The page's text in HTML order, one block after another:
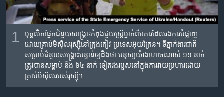
ទំព័រ​
ស្វែង​
ភាសា
1
បុគ្គលិក​ផ្នែក​ជំនួយ​សង្គ្រោះ​កំពុង​ជួយ​ស្រ្តី​ម្នាក់​ពី​អគារ​ដែល​រង​ការ​បំផ្លាញ​
ដោយ​គ្រាប់​មីស៊ីល​រុស្ស៊ី​នៅ​ក្រុង​កៀវ ប្រទេស​អ៊ុយក្រែន។ ទី​ភ្នាក់ងារ​ជាតិ​
សម្រាប់​ជំនួយ​សង្គ្រោះ​បន្ទាន់​ឲ្យ​ដឹង​ថា មនុស្ស​យ៉ាង​ហោចណាស់ ១១​ នាក់​
ត្រូវ​បាន​សម្លាប់ និង ៦៤​ នាក់ ​ទៀត​រង​របួស​នៅ​ក្នុង​ការ​វាយប្រហារ​ដោយ​
គ្រាប់​មីស៊ីល​របស់​​រុស្ស៊ី។